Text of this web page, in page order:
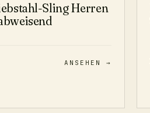
Sling Herren
ANSEHEN →